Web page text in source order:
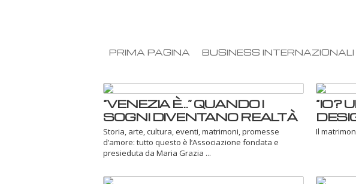
PRIMA PAGINA BUSINESS INTERNAZIONALI
“VENEZIA È…” QUANDO I
SOGNI DIVENTANO REALTÀ
Storia, arte, cultura, eventi, matrimoni, promesse
d’amore: tutto questo è l’Associazione fondata e
presieduta da Maria Grazia ...
“IO?
Il